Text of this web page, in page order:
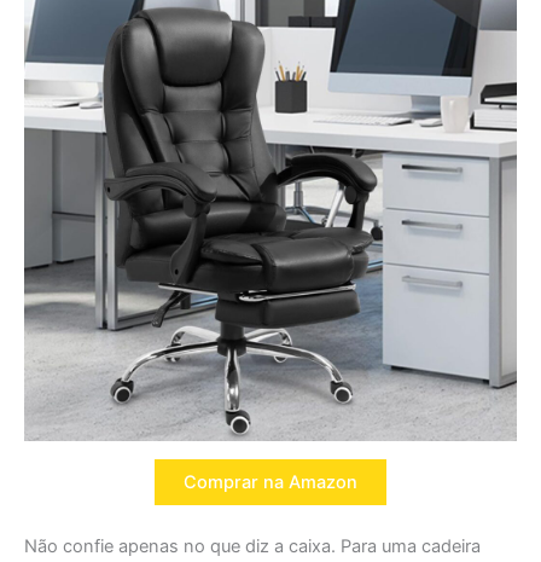
Comprar na Amazon
Não confie apenas no que diz a caixa. Para uma cadeira